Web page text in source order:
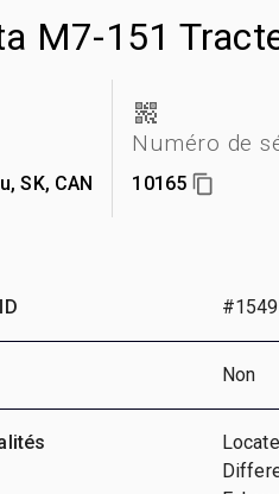
M7-151
SK, CAN
Numéro de
10165
Non